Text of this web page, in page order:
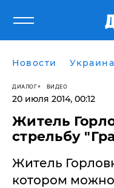
Новости Украина
ДИАЛОГ ВИДЕО
20 июля 2014, 00:12
Житель
стрельбу
Житель
котором можно